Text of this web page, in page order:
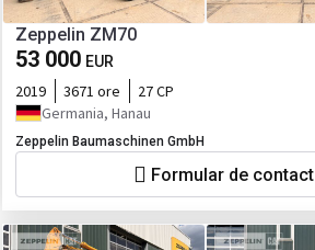
Zeppelin ZM70
53 000 EUR
2019 3671 ore
27 CP
Germania, Hanau
Zeppelin Baumaschinen GmbH
Formular de contact